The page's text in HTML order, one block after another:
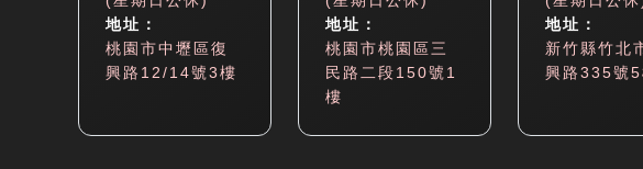
地址：
桃園市中壢區復
興路12/14號3樓
地址：
桃園市桃園區三
民路二段150號1
樓
地址：
新竹縣竹北
興路335號5